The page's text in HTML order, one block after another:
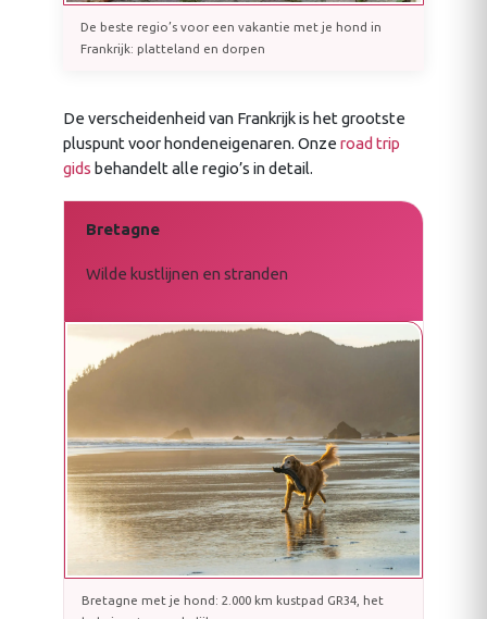
De beste regio’s voor een vakantie met je hond in
Frankrijk: platteland en dorpen
De verscheidenheid van Frankrijk is het grootste
pluspunt voor hondeneigenaren. Onze road trip
gids behandelt alle regio’s in detail.
Bretagne
Wilde kustlijnen en stranden
Bretagne met je hond: 2.000 km kustpad GR34, het